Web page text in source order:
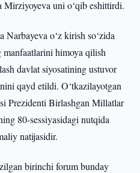
uni o‘qib eshittirdi.
o‘z kirish so‘zida
himoya qilish
davlat siyosatining ustuvor
qayd etildi. O‘tkazilayotgan
Prezidenti Birlashgan Millatlar
80-sessiyasidagi nutqida
natijasidir.
birinchi forum bunday